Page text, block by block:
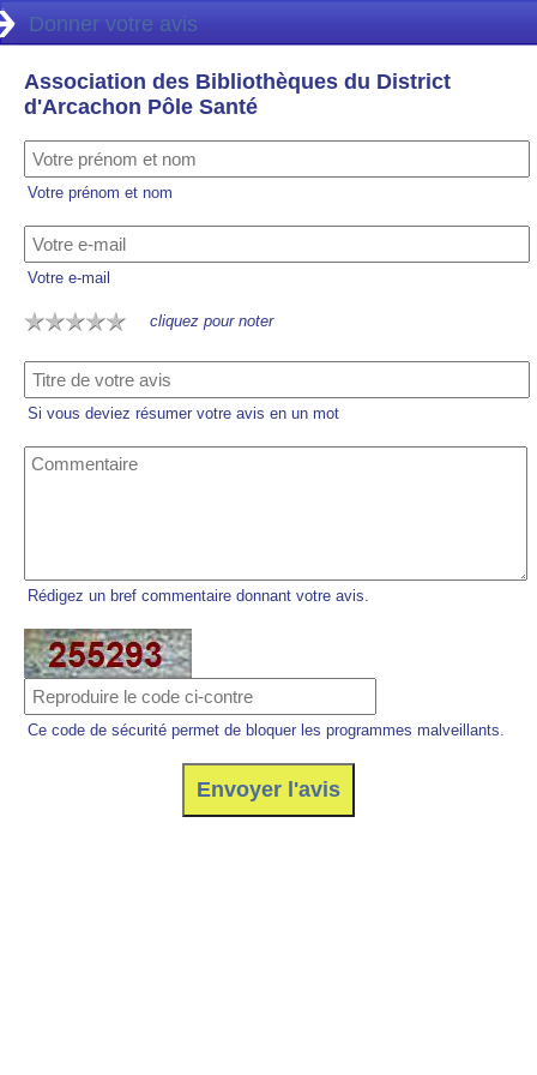
Donner votre avis
Association des Bibliothèques du District
d'Arcachon Pôle Santé
Votre prénom et nom
Votre e-mail
cliquez pour noter
Si vous deviez résumer votre avis en un mot
Rédigez un bref commentaire donnant votre avis.
Ce code de sécurité permet de bloquer les programmes malveillants.